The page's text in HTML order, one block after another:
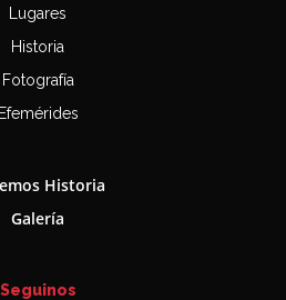
Lugares
Historia
Fotografía
Efemérides
Historia
Galería
Seguinos